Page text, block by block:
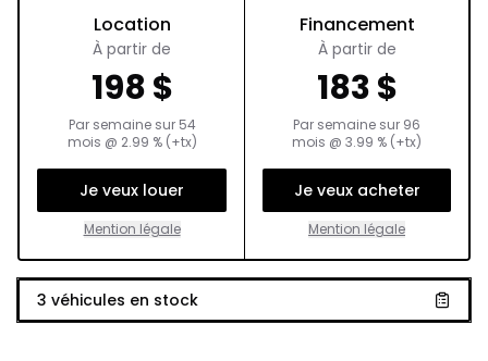
Location
À partir de
198$
Par semaine sur 54
mois @ 2.99 % (+tx)
Je veux louer
Mention légale
Financement
À partir de
183$
Par semaine sur 96
mois @ 3.99 % (+tx)
Je veux acheter
Mention légale
3 véhicules en stock